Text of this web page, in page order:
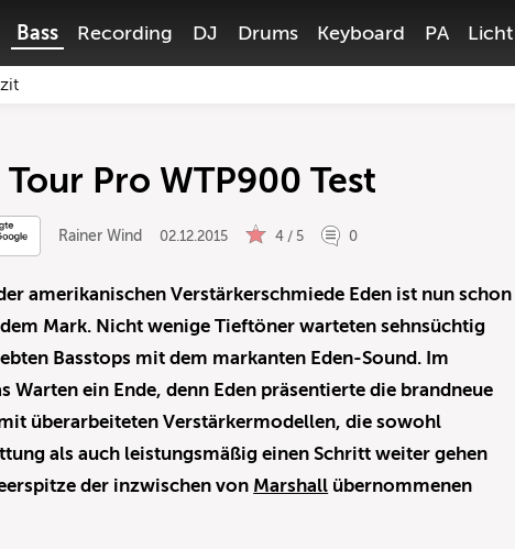
Bass Recording DJ Drums Keyboard PA Licht
Pro WTP900 Test
Rainer Wind 02.12.2015 4 / 5 0
amerikanischen Verstärkerschmiede Eden ist nun schon
Mark. Nicht wenige Tieftöner warteten sehnsüchtig
Basstops mit dem markanten Eden-Sound. Im
Warten ein Ende, denn Eden präsentierte die brandneue
überarbeiteten Verstärkermodellen, die sowohl
als auch leistungsmäßig einen Schritt weiter gehen
der inzwischen von Marshall übernommenen